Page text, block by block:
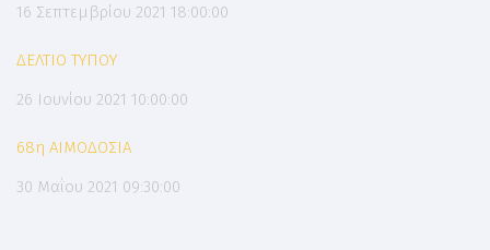
16 Σεπτεμβρίου 2021 18:00:00
ΔΕΛΤΙΟ ΤΥΠΟΥ
26 Ιουνίου 2021 10:00:00
68η ΑΙΜΟΔΟΣΙΑ
30 Μαΐου 2021 09:30:00